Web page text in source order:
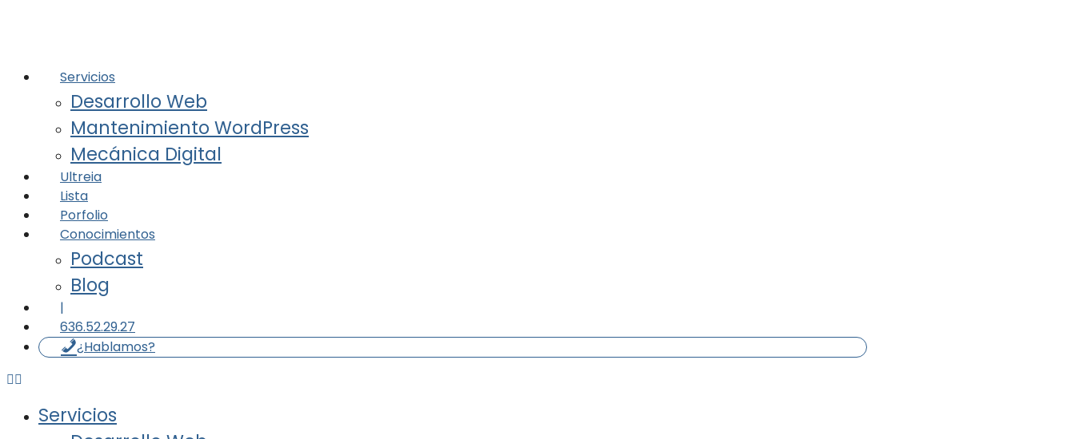
Servicios
Desarrollo Web
Mantenimiento WordPress
Mecánica Digital
Ultreia
Lista
Porfolio
Conocimientos
Podcast
Blog
|
636.52.29.27
¿Hablamos?
Servicios